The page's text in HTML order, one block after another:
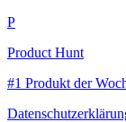
P
Product Hunt
#1 Produkt der